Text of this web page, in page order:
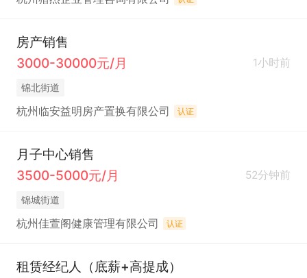
房产销售
3000-30000元/月
1小时前
锦北街道
杭州临安益明房产置换有限公司 认证
月子中心销售
3500-5000元/月
52分钟前
锦城街道
杭州佳萱阁健康管理有限公司 认证
租赁经纪人（底薪+高提成）